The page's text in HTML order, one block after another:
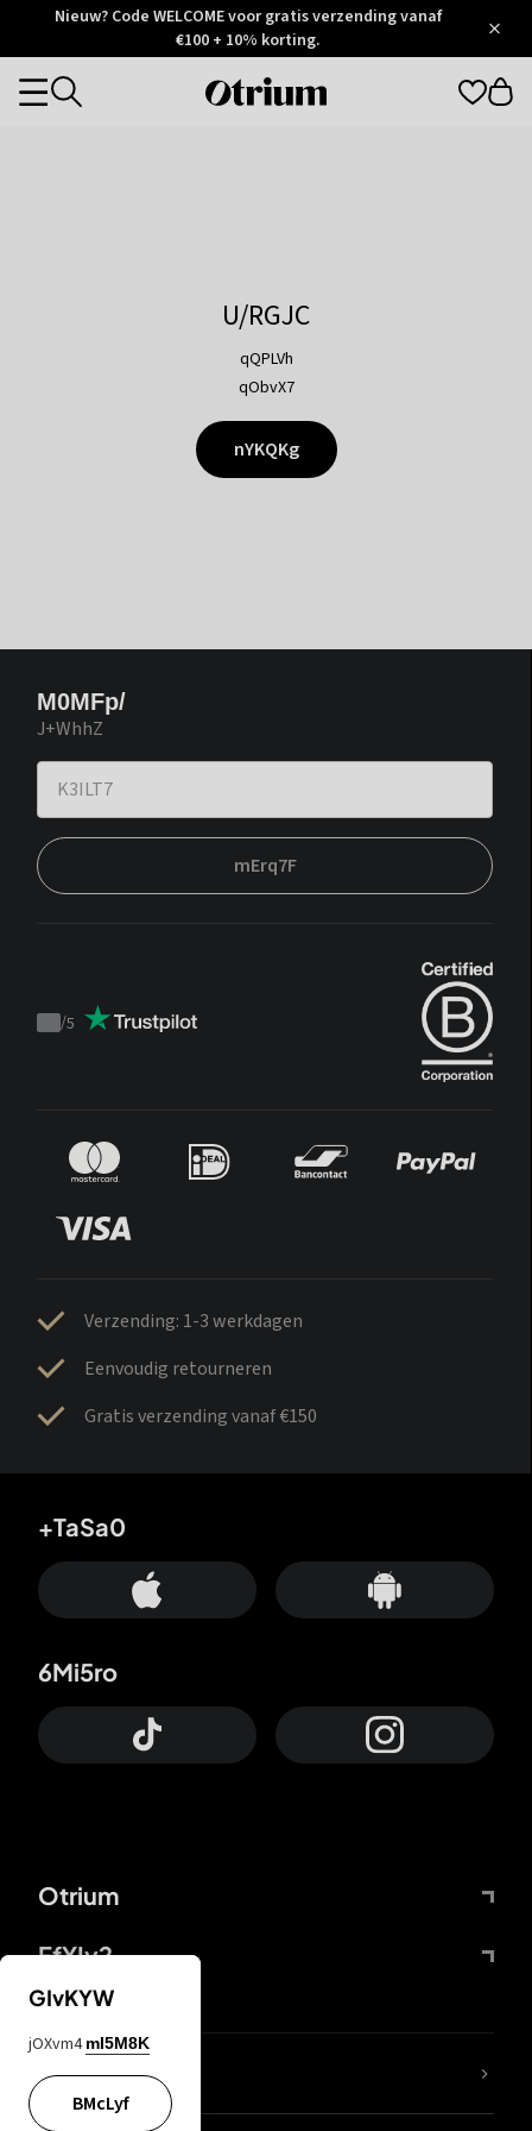
Otrium
Trustpilot
Nieuw? Code WELCOME voor gratis verzending vanaf
€100 + 10% korting.
Otrium
Categories
U/RGJC
qQPLVh
qObvX7
nYKQKg
M0MFp/
J+WhhZ
mErq7F
Trustpilot
/5
Verzending: 1-3 werkdagen
Eenvoudig retourneren
Gratis verzending vanaf €150
Otrium
FfYIy2
+TaSa0
6Mi5ro
KIjvtr
GIvKYW
jOXvm4 mI5M8K
BMcLyf